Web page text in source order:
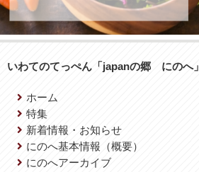
いわてのてっぺん「japanの郷 にのへ」
ホーム
特集
新着情報・お知らせ
にのへ基本情報（概要）
にのへアーカイブ